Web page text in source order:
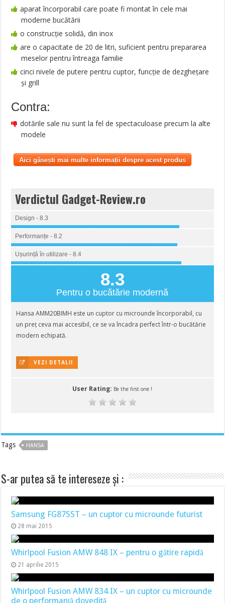
aparat încorporabil care poate fi montat în cele mai
moderne bucătării
o construcţie solidă, din inox
are o capacitate de 20 de litri, suficient pentru prepararea
meselor pentru întreaga familie
cinci nivele de putere pentru cuptor, funcţie de dezgheţare
şi grill
Contra:
dotările sale nu sunt la fel de spectaculoase precum la alte
modele
Aici găsești mai multe informații despre acest produs
Verdictul Gadget-Review.ro
Design - 8.3
Performanțe - 8.2
Ușurință în utilizare - 8.4
8.3
Pentru o bucătărie modernă
Hansa AMM20BIMH este un cuptor cu microunde încorporabil, cu
un preț ceva mai accesibil, ce se va încadra perfect într-o bucătărie
modern echipată.
VEZI DETALII
User Rating: Be the first one !
Tags HANSA
S-ar putea să te intereseze și :
Samsung FG87SST – un cuptor cu microunde futurist
28 mai 2015
Whirlpool Fusion AMW 848 IX – pentru o gătire rapidă
21 aprilie 2015
Whirlpool Fusion AMW 834 IX – un cuptor cu microunde
de o performanţă dovedită